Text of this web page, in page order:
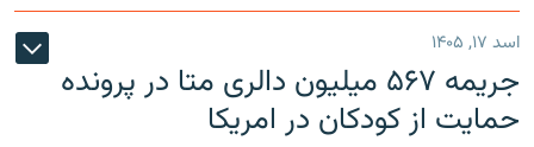
اسد ۱۷, ۱۴۰۵
جریمه ۵۶۷ میلیون دالری متا در پرونده
حمایت از کودکان در امریکا